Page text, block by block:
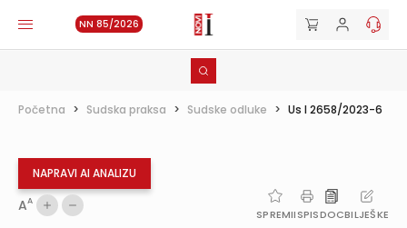
NN 85/2026
Početna > Sudska praksa > Sudske odluke > Us I 2658/2023-6
NAPRAVI AI ANALIZU
AA
SPREMIISPISDOCBILJEŠKE